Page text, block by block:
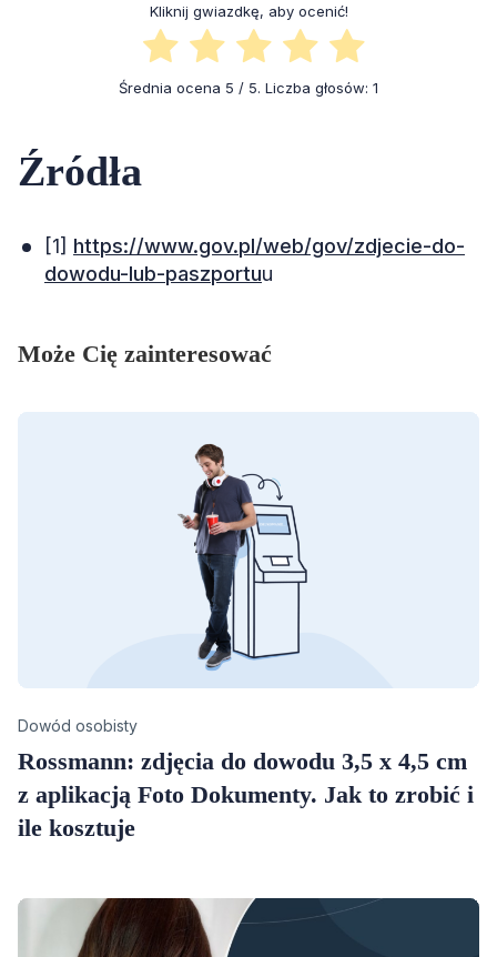
Kliknij gwiazdkę, aby ocenić!
Średnia ocena 5 / 5. Liczba głosów: 1
Źródła
[1] https://www.gov.pl/web/gov/zdjecie-do-
dowodu-lub-paszportuu
Może Cię zainteresować
Category
Dowód osobisty
Rossmann: zdjęcia do dowodu 3,5 x 4,5 cm
z aplikacją Foto Dokumenty. Jak to zrobić i
ile kosztuje